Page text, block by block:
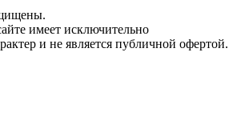
имеет исключительно
и не является публичной офертой.